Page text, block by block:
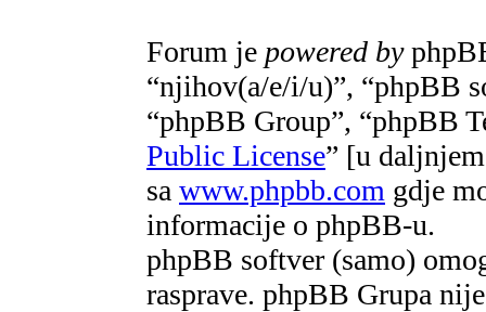
Forum je powered by
“njihov(a/e/i/u)”, “phpBB
“phpBB Group”, “phpBB
Public License” [u
sa www.phpbb.com gdje
informacije o phpBB-u.
phpBB softver (samo)
rasprave. phpBB Grupa